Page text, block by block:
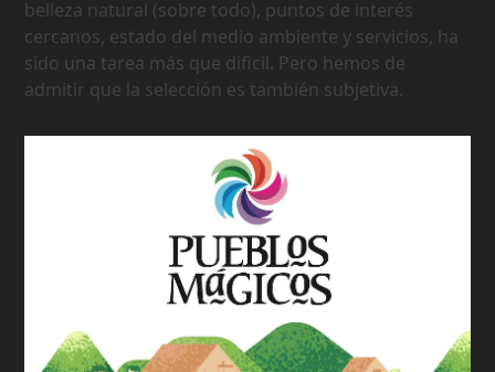
belleza natural (sobre todo), puntos de interés
cercanos, estado del medio ambiente y servicios, ha
sido una tarea más que dificil. Pero hemos de
admitir que la selección es también subjetiva.